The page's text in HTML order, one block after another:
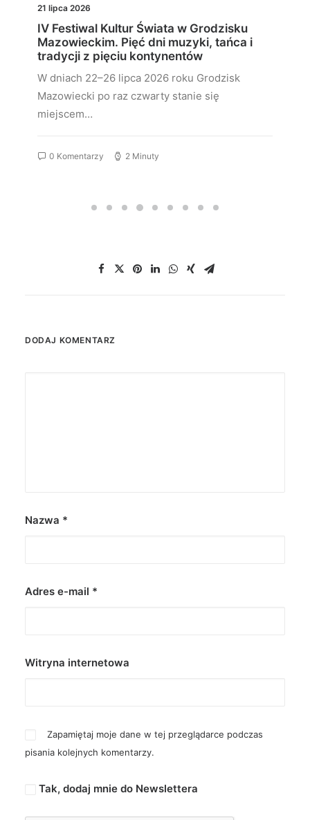
21 lipca 2026
IV Festiwal Kultur Świata w Grodzisku
Mazowieckim. Pięć dni muzyki, tańca i
tradycji z pięciu kontynentów
W dniach 22–26 lipca 2026 roku Grodzisk
Mazowiecki po raz czwarty stanie się
miejscem…
0 Komentarzy 2 Minuty
DODAJ KOMENTARZ
Nazwa *
Adres e-mail *
Witryna internetowa
Zapamiętaj moje dane w tej przeglądarce podczas
pisania kolejnych komentarzy.
Tak, dodaj mnie do Newslettera